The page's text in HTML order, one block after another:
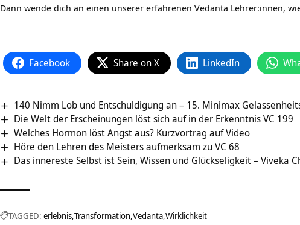
Dann wende dich an einen unserer erfahrenen Vedanta Lehrer:innen,
Facebook Share on X LinkedIn
140 Nimm Lob und Entschuldigung an – 15. Minimax
Die Welt der Erscheinungen löst sich auf in der Erkenntnis VC 199
Welches Hormon löst Angst aus? Kurzvortrag auf Video
Höre den Lehren des Meisters aufmerksam zu VC 68
Das innereste Selbst ist Sein, Wissen und Glückseligkeit – Viveka
TAGGED: erlebnis Transformation Vedanta Wirklichkeit